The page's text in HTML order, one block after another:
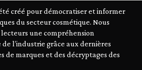
créé pour démocratiser et informer
du secteur cosmétique. Nous
une compréhension
l’industrie grâce aux dernières
de marques et des décryptages des